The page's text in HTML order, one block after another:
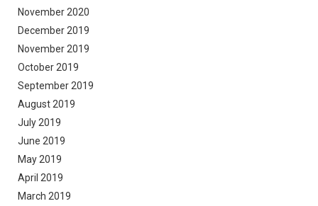
November 2020
December 2019
November 2019
October 2019
September 2019
August 2019
July 2019
June 2019
May 2019
April 2019
March 2019